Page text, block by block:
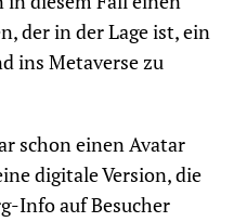
der in der Lage ist, ein
ins Metaverse zu
schon einen Avatar
digitale Version, die
Info auf Besucher